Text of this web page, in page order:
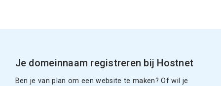
Je domeinnaam registreren bij Hostnet
Ben je van plan om een website te maken? Of wil je